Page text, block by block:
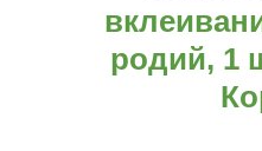
родий, 1